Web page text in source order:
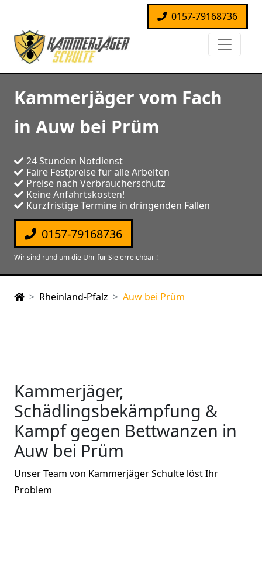
0157-79168736
Kammerjäger vom Fach
in Auw bei Prüm
24 Stunden Notdienst
Faire Festpreise für alle Arbeiten
Preise nach Verbraucherschutz
Keine Anfahrtskosten!
Kurzfristige Termine in dringenden Fällen
0157-79168736
Wir sind rund um die Uhr für Sie erreichbar !
Rheinland-Pfalz Auw bei Prüm
Kammerjäger,
Schädlingsbekämpfung &
Kampf gegen Bettwanzen in
Auw bei Prüm
Unser Team von Kammerjäger Schulte löst Ihr
Problem